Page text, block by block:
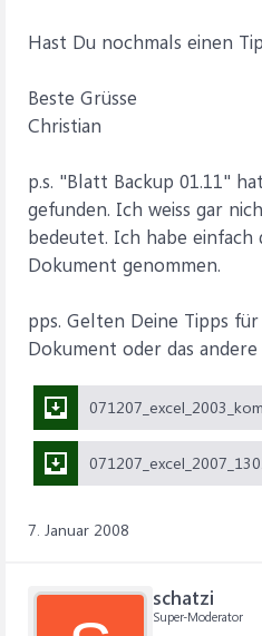
Hast Du nochmals einen
Beste Grüsse
Christian
p.s. "Blatt Backup 01.11"
gefunden. Ich weiss gar
bedeutet. Ich habe einfach
Dokument genommen.
pps. Gelten Deine Tipps
Dokument oder das andere
7. Januar 2008
schatzi
Super-Moderator